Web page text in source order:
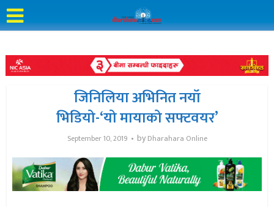
जिनिलिया अभिनित नयॉ
भिडियो-‘यो मायाको सफ्टवयर’
September 10, 2019 by Dharahara Online